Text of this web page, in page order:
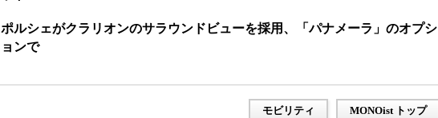
ポルシェがクラリオンのサラウンドビューを採用、「パナメーラ」のオプシ
ョンで
モビリティ MONOist トップ